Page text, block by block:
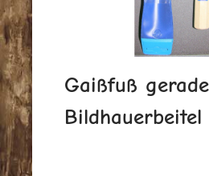
Gaißfuß
Bildhauerbeitel